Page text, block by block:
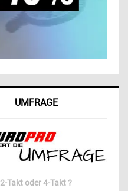
UMFRAGE
2-Takt oder 4-Takt ?